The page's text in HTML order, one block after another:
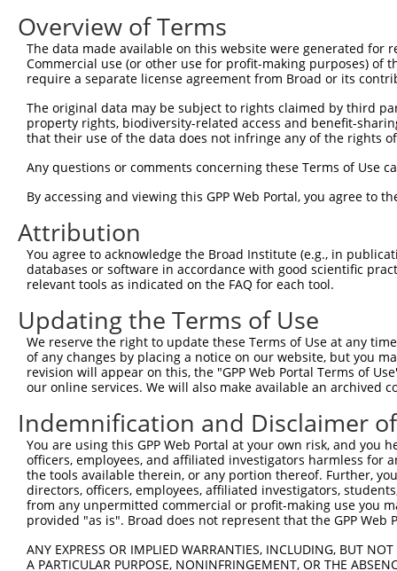
Overview of Terms
The data made available on this website were generated
Commercial use (or other use for profit-making purposes) of
require a separate license agreement from Broad or its
The original data may be subject to rights claimed by third
property rights, biodiversity-related access and benefit-
that their use of the data does not infringe any of the rights
Any questions or comments concerning these Terms of Use
By accessing and viewing this GPP Web Portal, you agree to
Attribution
You agree to acknowledge the Broad Institute (e.g., in
databases or software in accordance with good scientific
relevant tools as indicated on the FAQ for each tool.
Updating the Terms of Use
We reserve the right to update these Terms of Use at any
of any changes by placing a notice on our website, but you
revision will appear on this, the "GPP Web Portal Terms of
our online services. We will also make available an archived
Indemnification and Disclaimer
You are using this GPP Web Portal at your own risk, and
officers, employees, and affiliated investigators harmless for
the tools available therein, or any portion thereof. Further,
directors, officers, employees, affiliated investigators,
from any unpermitted commercial or profit-making use you
provided "as is". Broad does not represent that the GPP
ANY EXPRESS OR IMPLIED WARRANTIES, INCLUDING, BUT
A PARTICULAR PURPOSE, NONINFRINGEMENT, OR THE